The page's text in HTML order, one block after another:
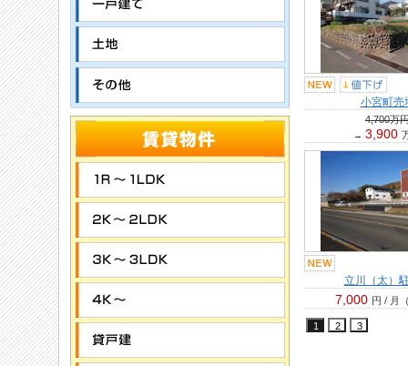
小宮町売
4,700万
→ 3,900
立川（太）
7,000 円 / 月